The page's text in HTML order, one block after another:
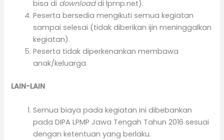
bisa di downloaddi lpmp.net).
Peserta bersedia mengikuti semua kegiatan
sampai selesai (tidak diberikan ijin meninggalkan
kegiatan).
Peserta tidak diperkenankan membawa
anak/keluarga.
LAIN-LAIN
Semua biaya pada kegiatan ini dibebankan
pada DIPA LPMP Jawa Tengah Tahun 2016 sesuai
dengan ketentuan yang berlaku.